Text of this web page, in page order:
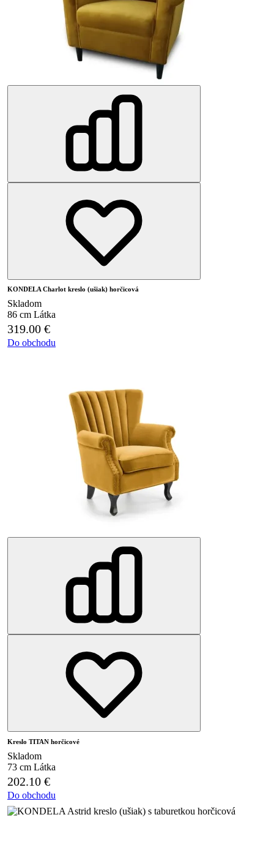
KONDELA Charlot kreslo (ušiak) horčicová
Skladom
86 cm Látka
319.00 €
Do obchodu
Kreslo TITAN horčicové
Skladom
73 cm Látka
202.10 €
Do obchodu